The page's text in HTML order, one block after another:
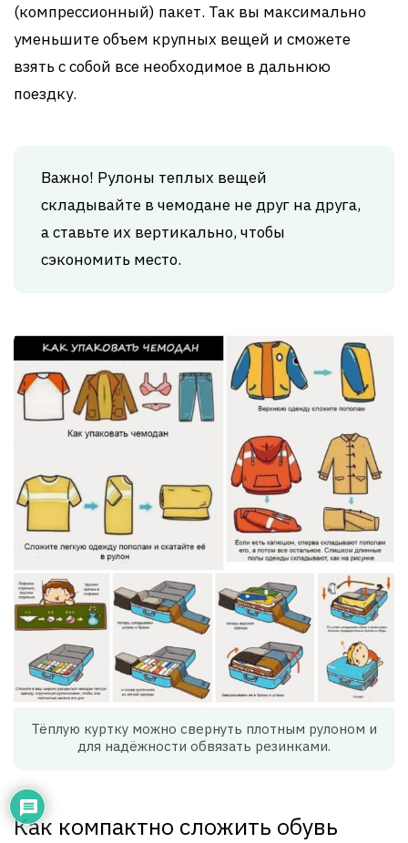
(компрессионный) пакет. Так вы максимально
уменьшите объем крупных вещей и сможете
взять с собой все необходимое в дальнюю
поездку.
Важно! Рулоны теплых вещей
складывайте в чемодане не друг на друга,
а ставьте их вертикально, чтобы
сэкономить место.
Тёплую куртку можно свернуть плотным рулоном и
для надёжности обвязать резинками.
Как компактно сложить обувь